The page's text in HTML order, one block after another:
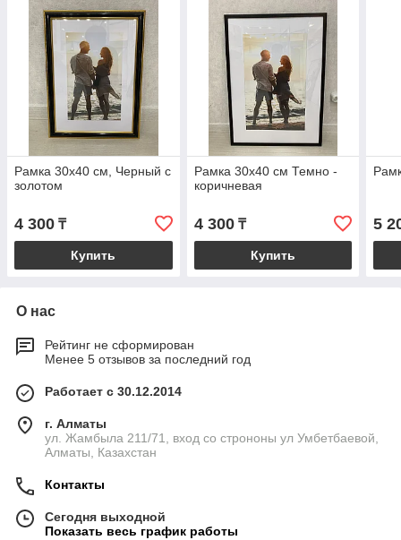
Рамка 30х40 см, Черный с
золотом
4 300 ₸
Купить
Рамка 30х40 см Темно -
коричневая
4 300₸
Купить
5
О нас
Рейтинг не сформирован
Менее 5 отзывов за последний год
Работает с 30.12.2014
г. Алматы
ул. Жамбыла 211/71, вход со строноны ул Умбетбаевой,
Алматы, Казахстан
Контакты
Сегодня выходной
Показать весь график работы